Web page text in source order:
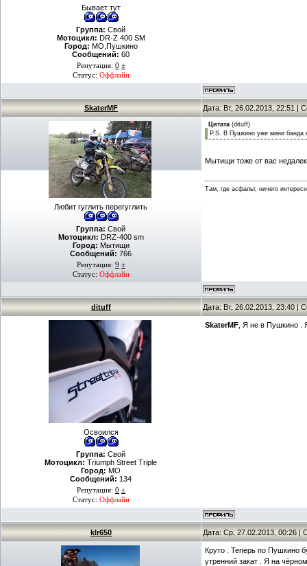
Бывает тут
Группа: Свой
Мотоцикл: DR-Z 400 SM
Город: МО,Пушкино
Сообщений: 60
Репутация: 0 ±
Статус: Оффлайн
SkaterMF Дата: Вт, 26.02.2013, 22:51 |
Любит гуглить перегуглить
Группа: Свой
Мотоцикл: DRZ-400 sm
Город: Мытищи
Сообщений: 766
Репутация: 9 ±
Статус: Оффлайн
Цитата (dituff)
P.S. В Пушкино уже мини банда
Мытищи тоже от вас
Там, где асфальт, ничего
dituff Дата: Вт, 26.02.2013, 23:40 |
Освоился
Группа: Свой
Мотоцикл: Triumph Street Triple
Город: МО
Сообщений: 134
Репутация: 0 ±
Статус: Оффлайн
SkaterMF , Я не в Пушкино .
klr650 Дата: Ср, 27.02.2013, 00:26 |
Круто . Теперь по Пушкино
утренний закат . Я на